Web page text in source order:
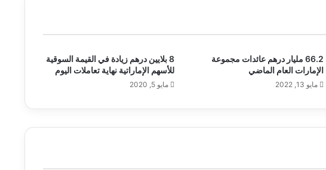
66.2 مليار درهم عائدات مجموعة
الإمارات العام الماضي
مايو 13, 2022
8 بلايين درهم زيادة في القيمة السوقية
للأسهم الإماراتية نهاية تعاملات اليوم
مايو 5, 2020